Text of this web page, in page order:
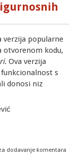
verzija popularne
otvorenom kodu,
. Ova verzija
s
donosi niz
Ispravke sigurnosnih
dodavanje komentara